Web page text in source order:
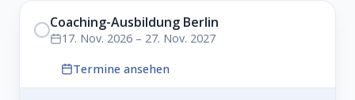
Coaching-Ausbildung Berlin
17. Nov. 2026 – 27. Nov. 2027
Termine ansehen